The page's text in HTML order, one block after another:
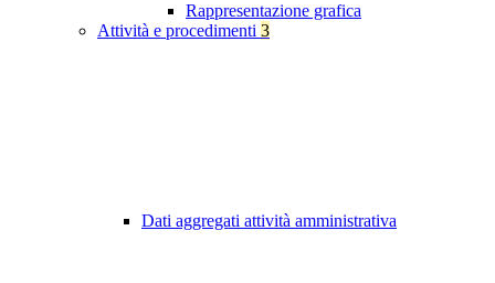
Rappresentazione grafica
Attività e procedimenti 3
Dati aggregati attività amministrativa